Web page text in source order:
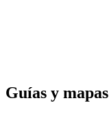
Guías y mapas